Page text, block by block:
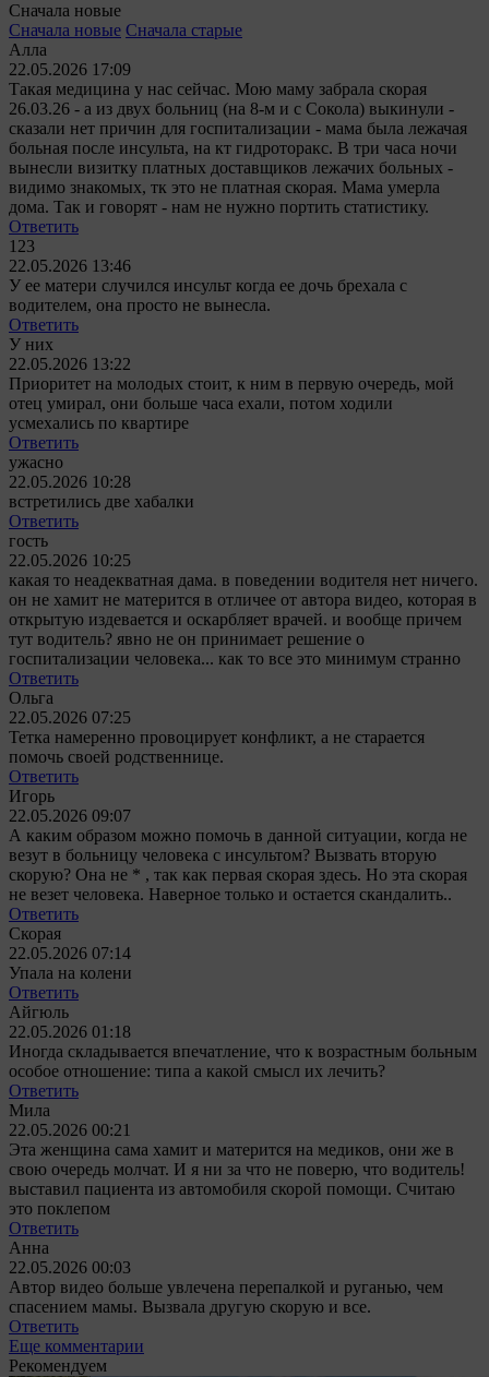
Сначала новые
Сначала новые Сначала старые
Алла
22.05.2026 17:09
Такая медицина у нас сейчас. Мою маму забрала скорая
26.03.26 - а из двух больниц (на 8-м и с Сокола) выкинули -
сказали нет причин для госпитализации - мама была лежачая
больная после инсульта, на кт гидроторакс. В три часа ночи
вынесли визитку платных доставщиков лежачих больных -
видимо знакомых, тк это не платная скорая. Мама умерла
дома. Так и говорят - нам не нужно портить статистику.
Ответить
123
22.05.2026 13:46
У ее матери случился инсульт когда ее дочь брехала с
водителем, она просто не вынесла.
Ответить
У них
22.05.2026 13:22
Приоритет на молодых стоит, к ним в первую очередь, мой
отец умирал, они больше часа ехали, потом ходили
усмехались по квартире
Ответить
ужасно
22.05.2026 10:28
встретились две хабалки
Ответить
гость
22.05.2026 10:25
какая то неадекватная дама. в поведении водителя нет ничего.
он не хамит не матерится в отличее от автора видео, которая в
открытую издевается и оскарбляет врачей. и вообще причем
тут водитель? явно не он принимает решение о
госпитализации человека... как то все это минимум странно
Ответить
Ольга
22.05.2026 07:25
Тетка намеренно провоцирует конфликт, а не старается
помочь своей родственнице.
Ответить
Игорь
22.05.2026 09:07
А каким образом можно помочь в данной ситуации, когда не
везут в больницу человека с инсультом? Вызвать вторую
скорую? Она не * , так как первая скорая здесь. Но эта скорая
не везет человека. Наверное только и остается скандалить..
Ответить
Скорая
22.05.2026 07:14
Упала на колени
Ответить
Айгюль
22.05.2026 01:18
Иногда складывается впечатление, что к возрастным больным
особое отношение: типа а какой смысл их лечить?
Ответить
Мила
22.05.2026 00:21
Эта женщина сама хамит и матерится на медиков, они же в
свою очередь молчат. И я ни за что не поверю, что водитель!
выставил пациента из автомобиля скорой помощи. Считаю
это поклепом
Ответить
Анна
22.05.2026 00:03
Автор видео больше увлечена перепалкой и руганью, чем
спасением мамы. Вызвала другую скорую и все.
Ответить
Еще комментарии
Рекомендуем